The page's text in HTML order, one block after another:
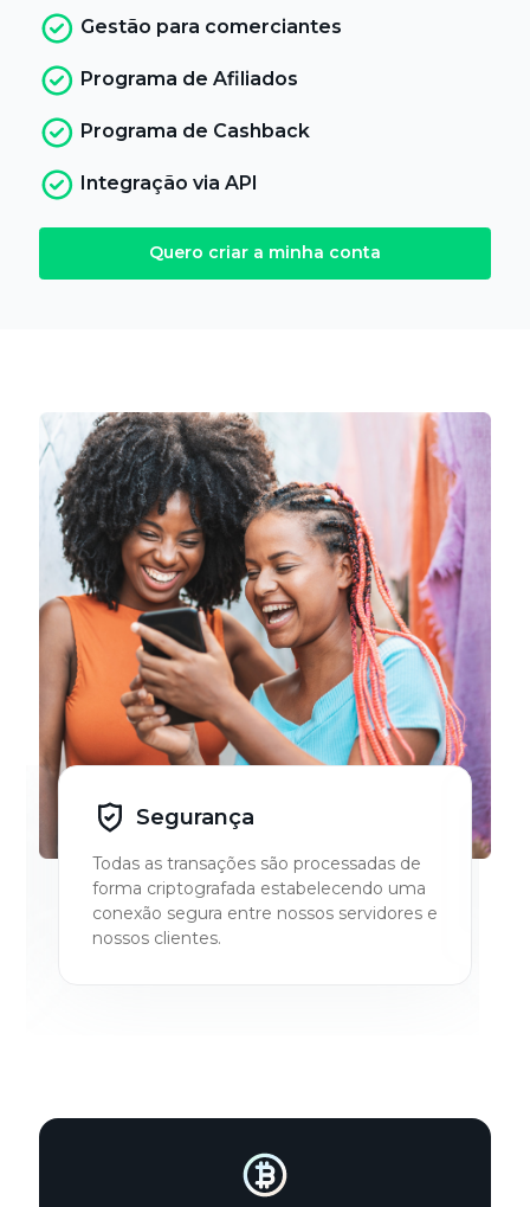
Gestão para comerciantes
Programa de Afiliados
Programa de Cashback
Integração via API
Quero criar a minha conta
Segurança
Todas as transações são processadas de
forma criptografada estabelecendo uma
conexão segura entre nossos servidores e
nossos clientes.